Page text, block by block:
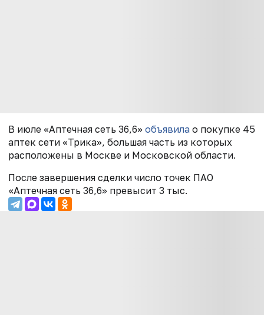
В июле «Аптечная сеть 36,6» объявила о покупке 45
аптек сети «Трика», большая часть из которых
расположены в Москве и Московской области.
После завершения сделки число точек ПАО
«Аптечная сеть 36,6» превысит 3 тыс.